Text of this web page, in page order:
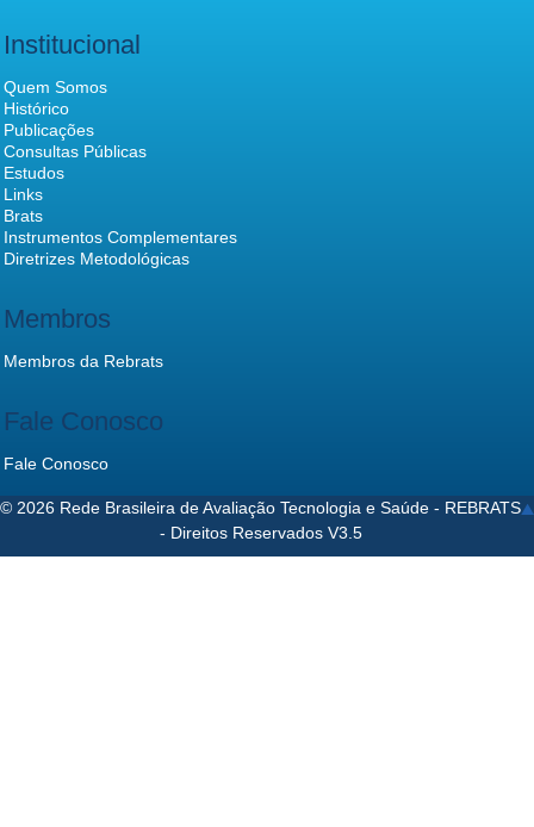
Institucional
Quem Somos
Histórico
Publicações
Consultas Públicas
Estudos
Links
Brats
Instrumentos Complementares
Diretrizes Metodológicas
Membros
Membros da Rebrats
Fale Conosco
Fale Conosco
© 2026 Rede Brasileira de Avaliação Tecnologia e Saúde - REBRATS
- Direitos Reservados V3.5